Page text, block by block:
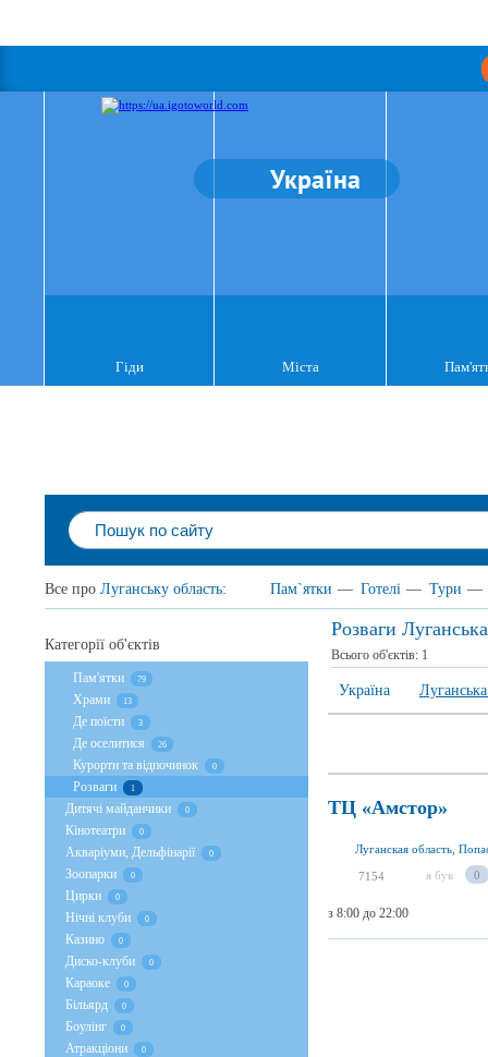
Україна
Гіди Міста
Все про Луганську область: Пам`ятки — Готелі — Тури —
Розваги
Всього об'єктів: 1
Україна
ТЦ «Амстор»
7154 я був 0
з 8:00 до 22:00
Категорії об'єктів
Пам'ятки 79
Храми 13
Де поїсти 3
Де оселитися 26
Курорти та відпочинок 0
Розваги 1
Дитячі майданчики 0
Кінотеатри 0
Акваріуми, Дельфінарії 0
Зоопарки 0
Цирки 0
Нічні клуби 0
Казино 0
Диско-клуби 0
Караоке 0
Більярд 0
Боулінг 0
Атракціони 0